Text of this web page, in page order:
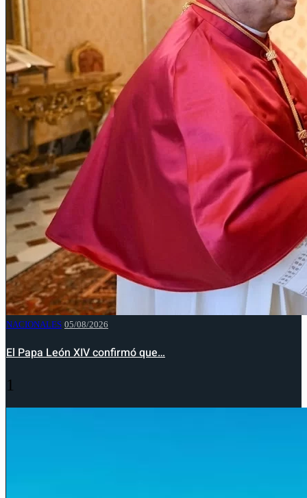
NACIONALES 05/08/2026
El Papa León XIV confirmó que…
1